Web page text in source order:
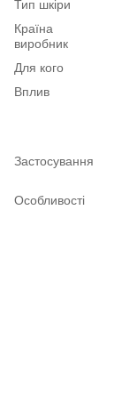
Тип шкіри
Країна
виробник
Для кого
Вплив
Застосування
Особливості